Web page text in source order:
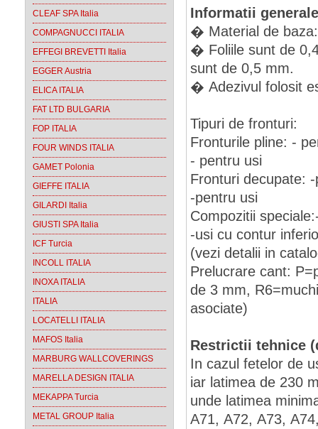
CLEAF SPA Italia
COMPAGNUCCI ITALIA
EFFEGI BREVETTI Italia
EGGER Austria
ELICA ITALIA
FAT LTD BULGARIA
FOP ITALIA
FOUR WINDS ITALIA
GAMET Polonia
GIEFFE ITALIA
GILARDI Italia
GIUSTI SPA Italia
ICF Turcia
INCOLL ITALIA
INOXA ITALIA
ITALIA
LOCATELLI ITALIA
MAFOS Italia
MARBURG WALLCOVERINGS
MARELLA DESIGN ITALIA
MEKAPPA Turcia
METAL GROUP Italia
Informatii
� Material de
� Foliile sunt de
sunt de 0,5 mm.
� Adezivul folosit
Tipuri de fronturi:
Fronturile pline: -
- pentru usi
Fronturi decupate:
-pentru usi
Compozitii
-usi cu contur
(vezi detalii in
Prelucrare cant:
de 3 mm,
asociate)
Restrictii tehnice
In cazul fetelor de
iar latimea de 230
unde latimea
A71, A72, A73,